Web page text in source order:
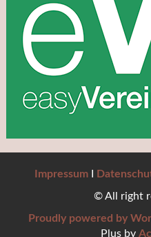
Impressum
© All right
Proudly powered by
Plus by